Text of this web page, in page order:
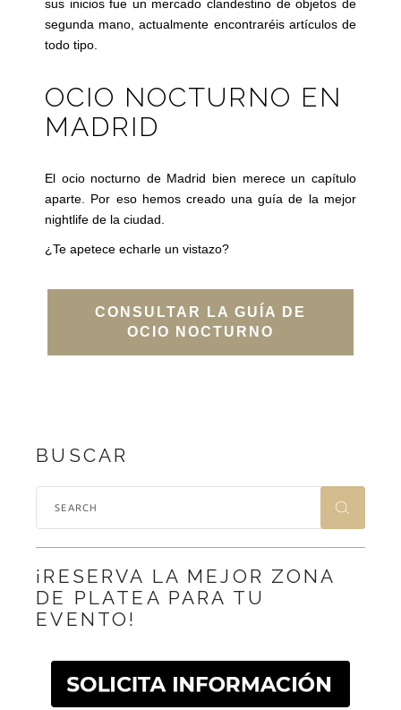
sus inicios fue un mercado clandestino de objetos de
segunda mano, actualmente encontraréis artículos de
todo tipo.
OCIO NOCTURNO EN
MADRID
El ocio nocturno de Madrid bien merece un capítulo
aparte. Por eso hemos creado una guía de la mejor
nightlife de la ciudad.
¿Te apetece echarle un vistazo?
CONSULTAR LA GUÍA DE
OCIO NOCTURNO
BUSCAR
¡RESERVA LA MEJOR ZONA
DE PLATEA PARA TU
EVENTO!